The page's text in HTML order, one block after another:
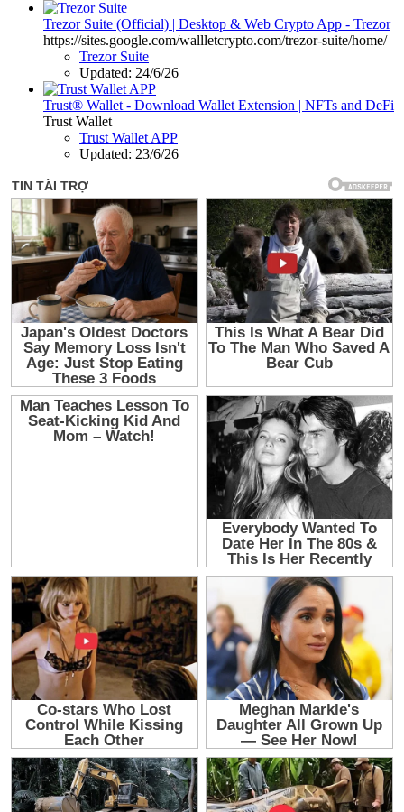
Trezor Suite (Official) | Desktop & Web Crypto App - Trezor
https://sites.google.com/wallletcrypto.com/trezor-suite/home/
Trezor Suite
Updated: 24/6/26
Trust® Wallet - Download Wallet Extension | NFTs and DeFi
Trust Wallet
Trust Wallet APP
Updated: 23/6/26